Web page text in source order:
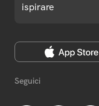
ispirare
Seguici